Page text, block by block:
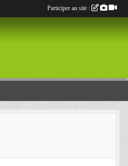
Participer au site :